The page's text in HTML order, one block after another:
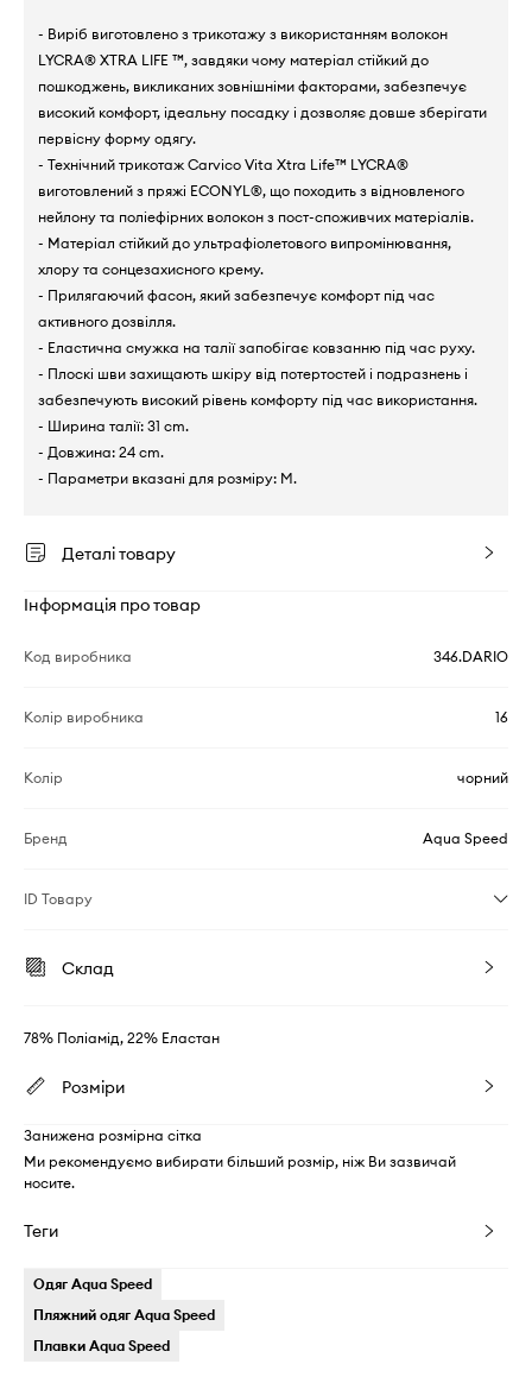
- Виріб виготовлено з трикотажу з використанням волокон
LYCRA® XTRA LIFE ™, завдяки чому матеріал стійкий до
пошкоджень, викликаних зовнішніми факторами, забезпечує
високий комфорт, ідеальну посадку і дозволяє довше зберігати
первісну форму одягу.
- Технічний трикотаж Carvico Vita Xtra Life™ LYCRA®
виготовлений з пряжі ECONYL®, що походить з відновленого
нейлону та поліефірних волокон з пост-споживчих матеріалів.
- Матеріал стійкий до ультрафіолетового випромінювання,
хлору та сонцезахисного крему.
- Прилягаючий фасон, який забезпечує комфорт під час
активного дозвілля.
- Еластична смужка на талії запобігає ковзанню під час руху.
- Плоскі шви захищають шкіру від потертостей і подразнень і
забезпечують високий рівень комфорту під час використання.
- Ширина талії: 31 cm.
- Довжина: 24 cm.
- Параметри вказані для розміру: M.
Деталі товару
Інформація про товар
Код виробника 346.DARIO
Колір виробника 16
Колір чорний
Бренд Aqua Speed
ID Товару
Склад
78% Поліамід, 22% Еластан
Розміри
Занижена розмірна сітка
Ми рекомендуємо вибирати більший розмір, ніж Ви зазвичай
носите.
Теги
Одяг Aqua Speed
Пляжний одяг Aqua Speed
Плавки Aqua Speed